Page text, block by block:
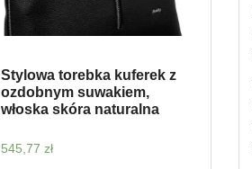
Stylowa torebka kuferek z
ozdobnym suwakiem,
włoska skóra naturalna
545,77zł